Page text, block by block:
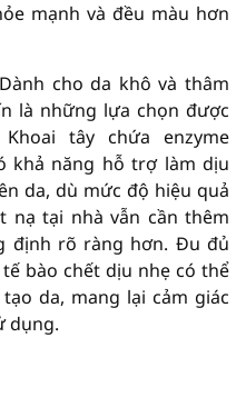
mạnh và đều màu hơn
Dành cho da khô và thâm
là những lựa chọn được
tây chứa enzyme
khả năng hỗ trợ làm dịu
da, dù mức độ hiệu quả
nạ tại nhà vẫn cần thêm
định rõ ràng hơn. Đu đủ
bào chết dịu nhẹ có thể
da, mang lại cảm giác
dụng.